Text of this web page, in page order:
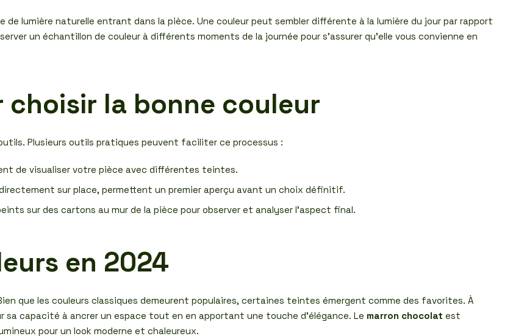
lumière naturelle entrant dans la pièce. Une couleur peut sembler différente à la lumière du jour par rapport
un échantillon de couleur à différents moments de la journée pour s’assurer qu’elle vous convienne en
la bonne couleur
Plusieurs outils pratiques peuvent faciliter ce processus :
de visualiser votre pièce avec différentes teintes.
sur place, permettent un premier aperçu avant un choix définitif.
sur des cartons au mur de la pièce pour observer et analyser l’aspect final.
en 2024
que les couleurs classiques demeurent populaires, certaines teintes émergent comme des favorites. À
sa capacité à ancrer un espace tout en en apportant une touche d’élégance. Le marron chocolat est
pour un look moderne et chaleureux.